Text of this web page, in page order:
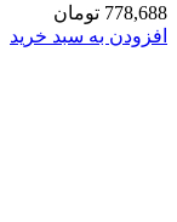
778,688 تومان
افزودن به سبد خرید